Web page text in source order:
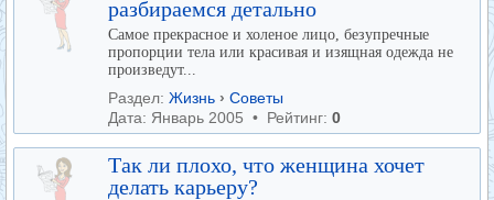
разбираемся детально
Самое прекрасное и холеное лицо, безупречные
пропорции тела или красивая и изящная одежда не
произведут...
Раздел: Жизнь › Советы
Дата: Январь 2005 • Рейтинг: 0
Так ли плохо, что женщина хочет
делать карьеру?